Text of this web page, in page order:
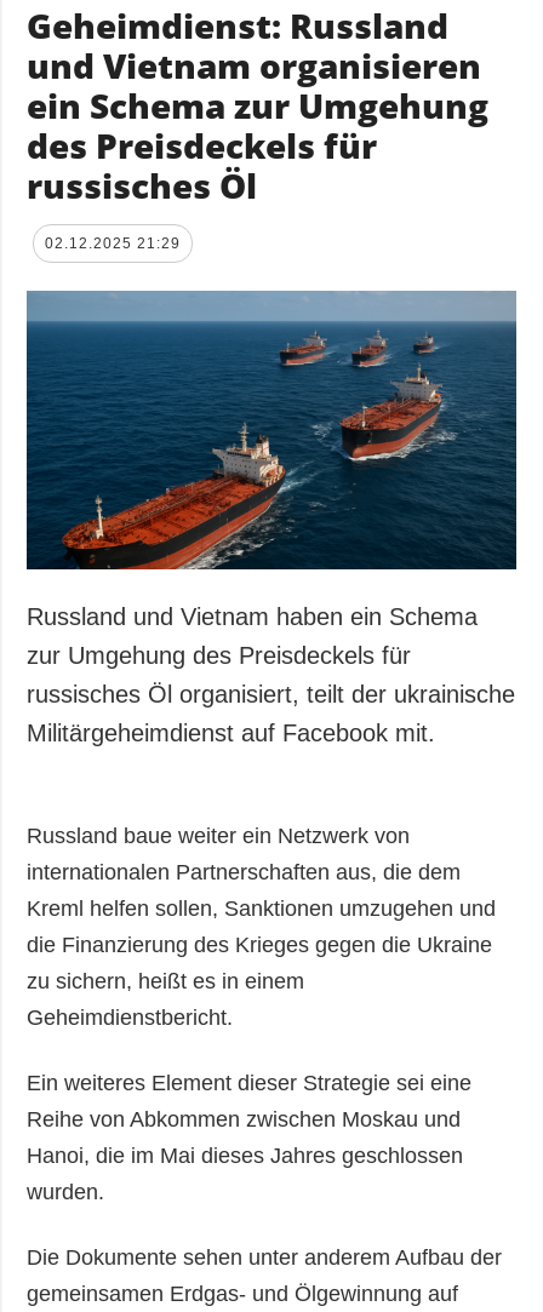
Geheimdienst: Russland
und Vietnam organisieren
ein Schema zur Umgehung
des Preisdeckels für
russisches Öl
02.12.2025 21:29
Russland und Vietnam haben ein Schema
zur Umgehung des Preisdeckels für
russisches Öl organisiert, teilt der ukrainische
Militärgeheimdienst auf Facebook mit.
Russland baue weiter ein Netzwerk von
internationalen Partnerschaften aus, die dem
Kreml helfen sollen, Sanktionen umzugehen und
die Finanzierung des Krieges gegen die Ukraine
zu sichern, heißt es in einem
Geheimdienstbericht.
Ein weiteres Element dieser Strategie sei eine
Reihe von Abkommen zwischen Moskau und
Hanoi, die im Mai dieses Jahres geschlossen
wurden.
Die Dokumente sehen unter anderem Aufbau der
gemeinsamen Erdgas- und Ölgewinnung auf